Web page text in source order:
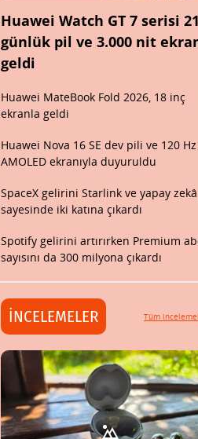
Huawei Watch GT 7 serisi 21
günlük pil ve 3.000 nit
geldi
Huawei MateBook Fold 2026, 18 inç
ekranla geldi
Huawei Nova 16 SE dev pili ve 120 Hz
AMOLED ekranıyla duyuruldu
SpaceX gelirini Starlink ve yapay zekâ
sayesinde iki katına çıkardı
Spotify gelirini artırırken Premium
sayısını da 300 milyona çıkardı
İNCELEMELER Tüm